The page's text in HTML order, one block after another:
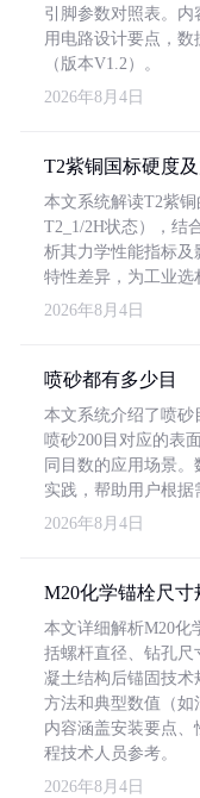
引脚参数对照表。
用电路设计要点，
（版本V1.2）。
2026年8月4日
T2紫铜国标硬度
本文系统解读T2紫
T2_1/2H状态），结
析其力学性能指标及
特性差异，为工业选
2026年8月4日
喷砂都有多少目
本文系统介绍了喷砂
喷砂200目对应的表
同目数的应用场景。
实践，帮助用户根据
2026年8月4日
M20化学锚栓尺
本文详细解析M20化
括螺杆直径、钻孔
凝土结构后锚固技术
方法和典型数值（如
内容涵盖安装要点
程技术人员参考。
2026年8月4日